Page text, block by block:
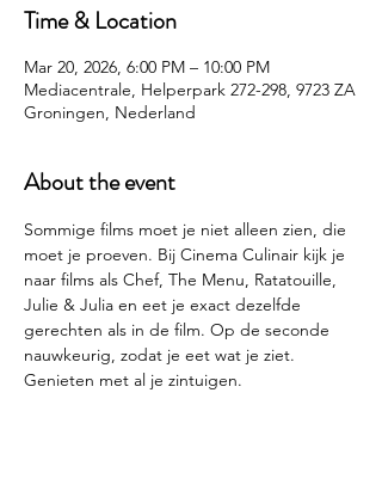
Time & Location
Mar 20, 2026, 6:00 PM – 10:00 PM
Mediacentrale, Helperpark 272-298, 9723 ZA
Groningen, Nederland
About the event
Sommige films moet je niet alleen zien, die
moet je proeven. Bij Cinema Culinair kijk je
naar films als Chef, The Menu, Ratatouille,
Julie & Julia en eet je exact dezelfde
gerechten als in de film. Op de seconde
nauwkeurig, zodat je eet wat je ziet.
Genieten met al je zintuigen.